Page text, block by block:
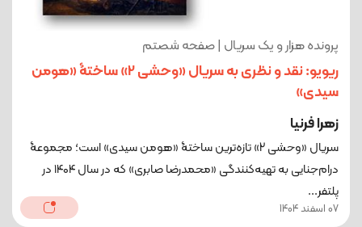
پرونده هزار و یک سریال | صفحه شصتم
ریویو: نقد و نظری به سریال «وحشی 2» ساختۀ «هومن
سیدی»
زهرا فرنیا
سریال «وحشی 2» تازه‌ترین ساختۀ «هومن سیدی» است؛ مجموعۀ
درام‌جنایی به تهیه‌کنندگی «محمدرضا صابری» که در سال ۱۴۰۴ در
پلتفر...
07 اسفند 1404